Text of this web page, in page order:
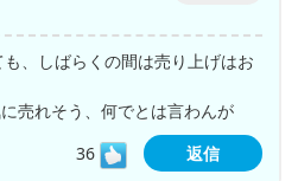
、しばらくの間は売り上げはお
売れそう、何でとは言わんが
36
返信